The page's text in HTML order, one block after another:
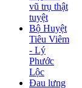
vũ trụ thật
tuyệt
Bộ Huyệt
Tiêu Viêm
- Lý
Phước
Lộc
Đau lưng